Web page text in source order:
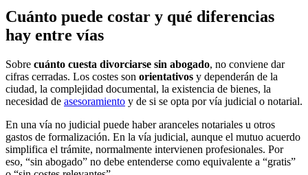
Cuánto puede costar y qué diferencias
hay entre vías
Sobre cuánto cuesta divorciarse sin abogado, no conviene dar
cifras cerradas. Los costes son orientativos y dependerán de la
ciudad, la complejidad documental, la existencia de bienes, la
necesidad de asesoramiento y de si se opta por vía judicial o notarial.
En una vía no judicial puede haber aranceles notariales u otros
gastos de formalización. En la vía judicial, aunque el mutuo acuerdo
simplifica el trámite, normalmente intervienen profesionales. Por
eso, “sin abogado” no debe entenderse como equivalente a “gratis”